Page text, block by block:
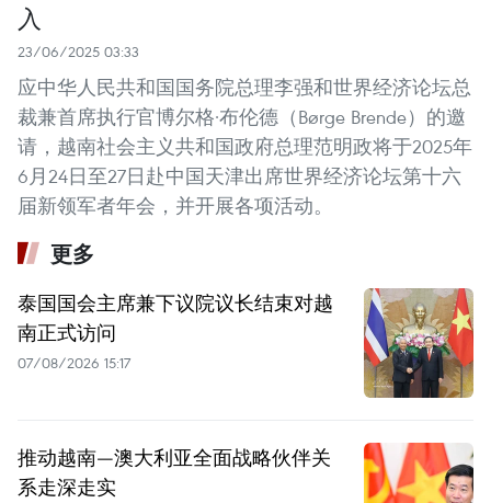
入
23/06/2025 03:33
应中华人民共和国国务院总理李强和世界经济论坛总
裁兼首席执行官博尔格·布伦德（Børge Brende）的邀
请，越南社会主义共和国政府总理范明政将于2025年
6月24日至27日赴中国天津出席世界经济论坛第十六
届新领军者年会，并开展各项活动。
更多
泰国国会主席兼下议院议长结束对越
南正式访问
07/08/2026 15:17
推动越南—澳大利亚全面战略伙伴关
系走深走实